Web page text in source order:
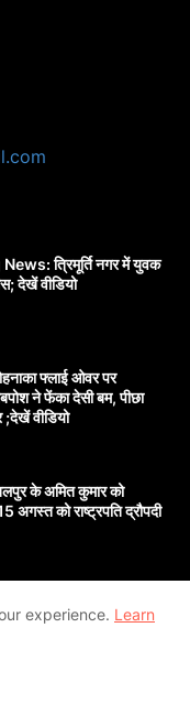
त्रिमूर्ति नगर में युवक
देखें वीडियो
फ्लाई ओवर पर
ने फेंका देसी बम, पीछा
वीडियो
के अमित कुमार को
अगस्त को राष्ट्रपति द्रौपदी
experience. Learn